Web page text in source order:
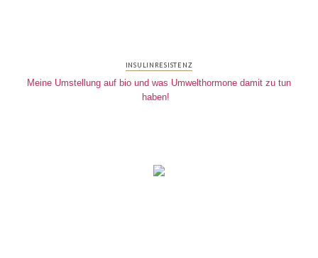
INSULINRESISTENZ
Meine Umstellung auf bio und was Umwelthormone damit zu tun
haben!